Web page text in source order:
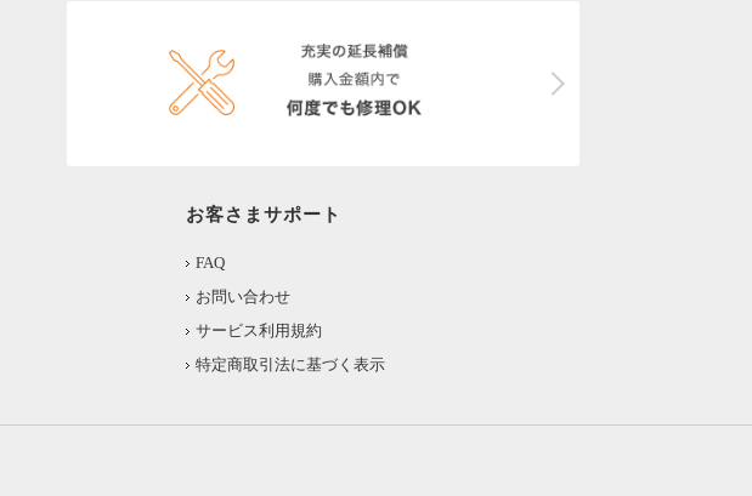
お客さまサポート
FAQ
お問い合わせ
サービス利用規約
特定商取引法に基づく表示